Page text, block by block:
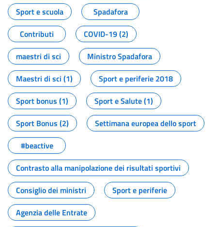
Sport e scuola
Spadafora
Contributi
COVID-19 (2)
maestri di sci
Ministro Spadafora
Maestri di sci (1)
Sport e periferie 2018
Sport bonus (1)
Sport e Salute (1)
Sport Bonus (2)
Settimana europea dello sport
#beactive
Contrasto alla manipolazione dei risultati sportivi
Consiglio dei ministri
Sport e periferie
Agenzia delle Entrate